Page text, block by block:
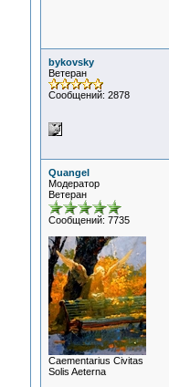
bykovsky
Ветеран
Сообщений: 2878
Quangel
Модератор
Ветеран
Сообщений: 7735
Сaementarius Civitas
Solis Aeterna